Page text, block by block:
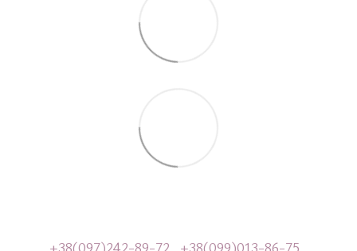
+38(097)242-89-72 +38(099)013-86-75